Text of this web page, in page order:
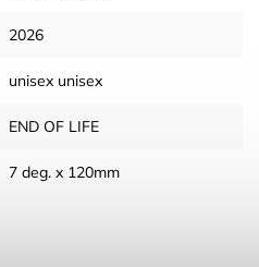
2026
unisex unisex
END OF LIFE
7 deg. x 120mm